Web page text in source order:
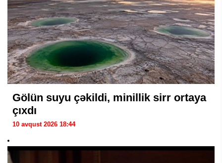
Gölün suyu çəkildi, minillik sirr ortaya
çıxdı
10 avqust 2026 18:44